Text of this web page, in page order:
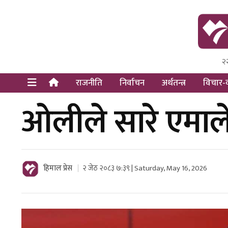
Himal
Dot
राजनीति निर्वाचन अर्थतन्त्र विचार-
ओलीले सारे
हिमाल प्रेस २ जेठ २०८३ ७:३९ | Saturday, May 16, 2026